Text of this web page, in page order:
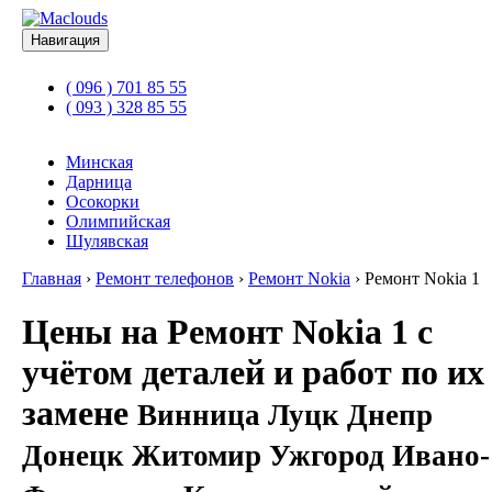
Навигация
( 096 ) 701 85 55
( 093 ) 328 85 55
Минская
Дарница
Осокорки
Олимпийская
Шулявская
Главная › Ремонт телефонов › Ремонт Nokia › Ремонт Nokia 1
Цены на Ремонт Nokia 1 с
учётом деталей и работ по их
замене Винница Луцк Днепр
Донецк Житомир Ужгород Ивано-